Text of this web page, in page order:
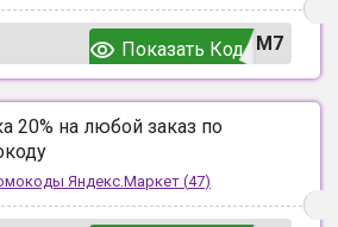
UM7
Показать Код
20% на любой заказ по
Яндекс.Маркет (47)